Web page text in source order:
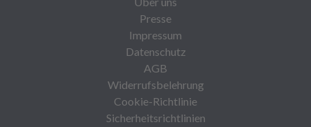
Presse
Impressum
Datenschutz
AGB
Widerrufsbelehrung
Cookie-Richtlinie
Sicherheitsrichtlinien